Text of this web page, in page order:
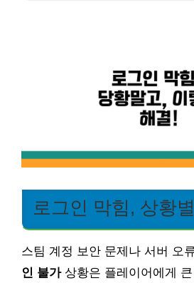
로그인 막힘, 상황
스팀 계정 보안 문제나 서버 오
인 불가상황은 플레이어에게